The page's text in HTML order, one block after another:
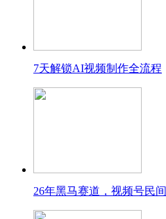
7天解锁AI视频制作全流程
26年黑马赛道，视频号民间